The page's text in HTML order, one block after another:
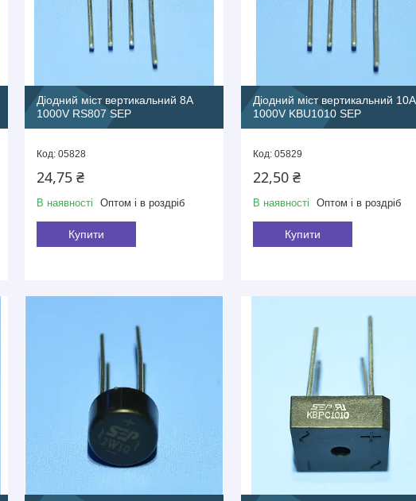
Діодний міст вертикальний 8A
1000V RS807 SEP
05828
24,75 ₴
В наявності Оптом і в роздріб
Купити
Діодний міст вертикальний 10A
1000V KBU1010 SEP
05829
22,50 ₴
В наявності Оптом і в роздріб
Купити